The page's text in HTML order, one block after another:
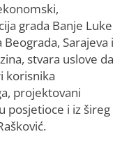
grada Banje Luke
Sarajeva i
stvara uslove da
korisnika
projektovani
posjetioce i iz šireg